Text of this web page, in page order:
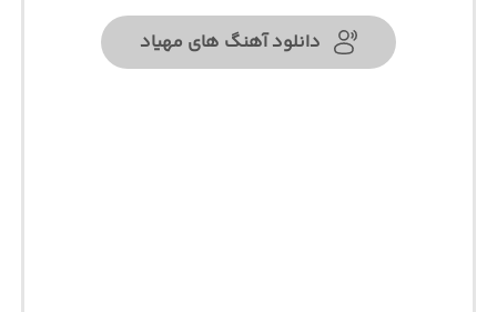
دانلود آهنگ های مهیاد